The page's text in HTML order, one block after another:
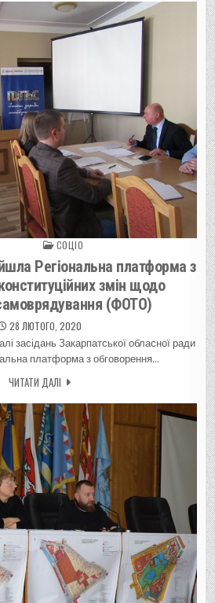
СОЦІО
Регіональна платформа з
змін щодо
(ФОТО)
28 ЛЮТОГО, 2020
засідань Закарпатської обласної ради
платформа з обговорення…
ЧИТАТИ ДАЛІ